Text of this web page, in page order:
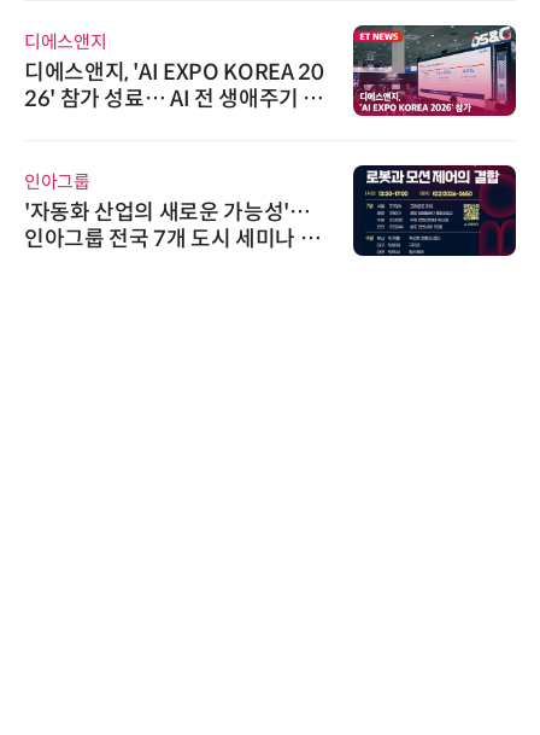
디에스앤지
디에스앤지, 'AI EXPO KOREA 20
26' 참가 성료… AI 전 생애주기 아
인아그룹
'자동화 산업의 새로운 가능성'…
인아그룹 전국 7개 도시 세미나 페